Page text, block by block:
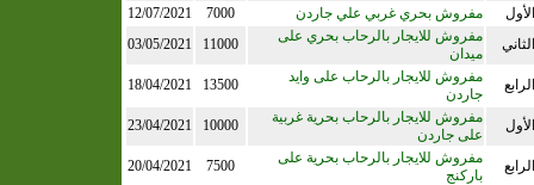
الأول
مفروش بحري غربي علي جاردن 7000
12/07/2021
الثاني
مفروش للايجار بالرحاب بحري على
ميدان
11000
03/05/2021
الرابع
مفروش للايجار بالرحاب على وايد
جاردن
13500
18/04/2021
الأول
مفروش للايجار بالرحاب بحرية غربية
على جاردن
10000
23/04/2021
الرابع
مفروش للايجار بالرحاب بحرية على
باركنج
7500
20/04/2021